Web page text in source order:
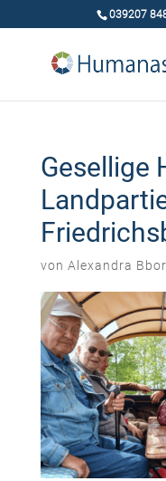
039207
Gesellige
von Alexandra